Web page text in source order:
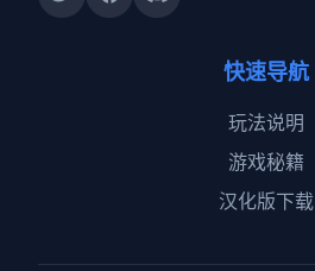
快速导航
玩法说明
游戏秘籍
汉化版下载